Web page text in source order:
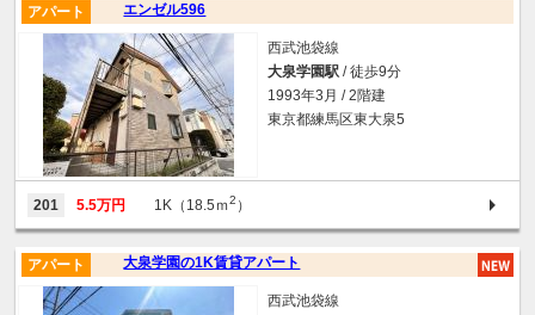
エンゼル596
アパート
西武池袋線
大泉学園駅 / 徒歩9分
1993年3月 / 2階建
東京都練馬区東大泉5
201 5.5万円 1K（18.5ｍ2 ）
大泉学園の1K賃貸アパート
アパート
西武池袋線